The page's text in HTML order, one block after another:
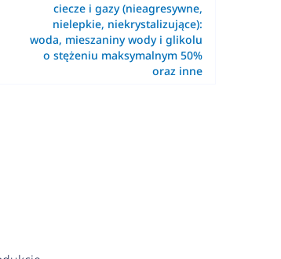
ciecze i gazy (nieagresywne,
nielepkie, niekrystalizujące):
woda, mieszaniny wody i glikolu
o stężeniu maksymalnym 50%
oraz inne